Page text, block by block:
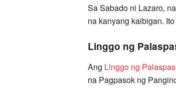
Sa Sabado ni Lazaro,
na kanyang kaibigan.
Linggo ng
Ang Linggo ng Palaspas
na Pagpasok ng